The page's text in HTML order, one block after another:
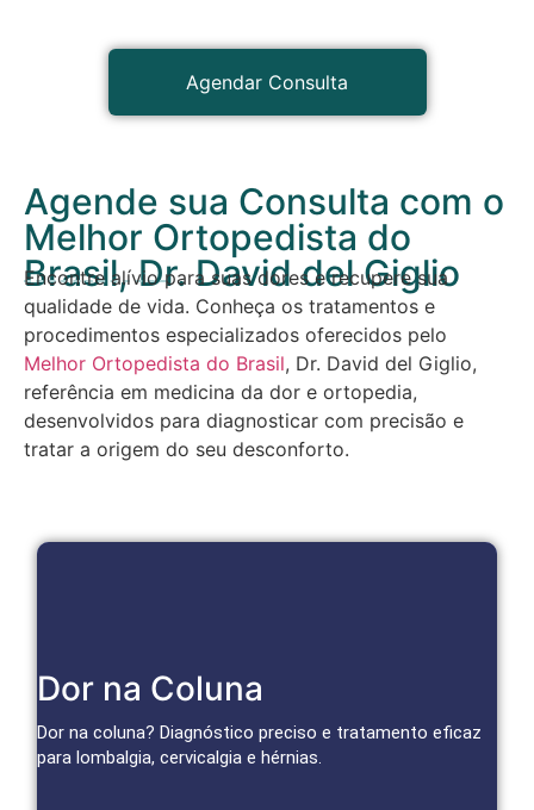
Agendar Consulta
Agende sua Consulta com o
Melhor Ortopedista do
Brasil, Dr. David del Giglio
Encontre alívio para suas dores e recupere sua
qualidade de vida. Conheça os tratamentos e
procedimentos especializados oferecidos pelo
Melhor Ortopedista do Brasil, Dr. David del Giglio,
referência em medicina da dor e ortopedia,
desenvolvidos para diagnosticar com precisão e
tratar a origem do seu desconforto.
Dor na Coluna
Dor na coluna? Diagnóstico preciso e tratamento eficaz
para lombalgia, cervicalgia e hérnias.
Tratamentos Avançados para Coluna
Bloqueios, infiltrações e técnicas minimamente invasivas
tratam a causa da dor e restauram a mobilidade.
Agendar Consulta